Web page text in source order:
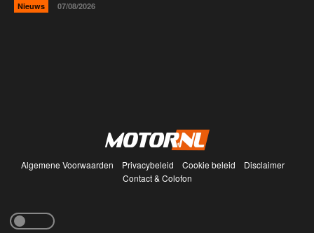
Nieuws 07/08/2026
Algemene Voorwaarden Privacybeleid Cookie beleid
Disclaimer
Contact & Colofon